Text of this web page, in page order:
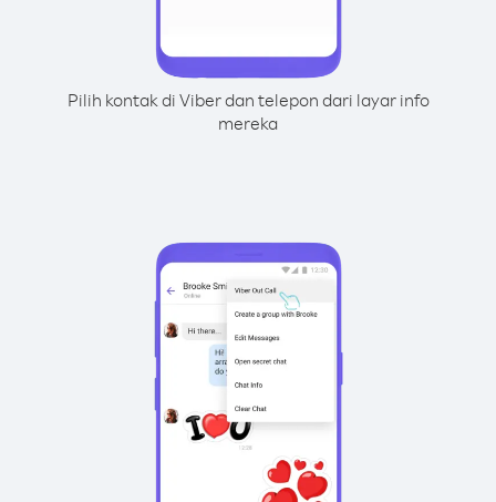
Pilih kontak di Viber dan telepon dari layar info
mereka